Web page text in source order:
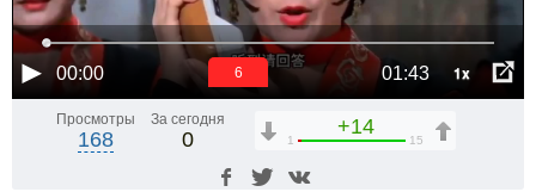
00:00 01:43 1x
5
Просмотры
168
За сегодня
0
+14
1 15